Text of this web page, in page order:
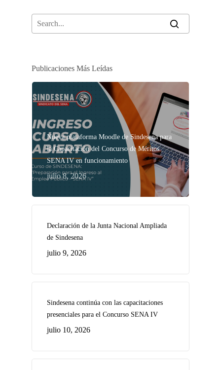
Publicaciones Más Leídas
Nueva plataforma Moodle de Sindesena para
la Capacitación del Concurso de Méritos
SENA IV en funcionamiento
julio 8, 2026
Declaración de la Junta Nacional Ampliada
de Sindesena
julio 9, 2026
Sindesena continúa con las capacitaciones
presenciales para el Concurso SENA IV
julio 10, 2026